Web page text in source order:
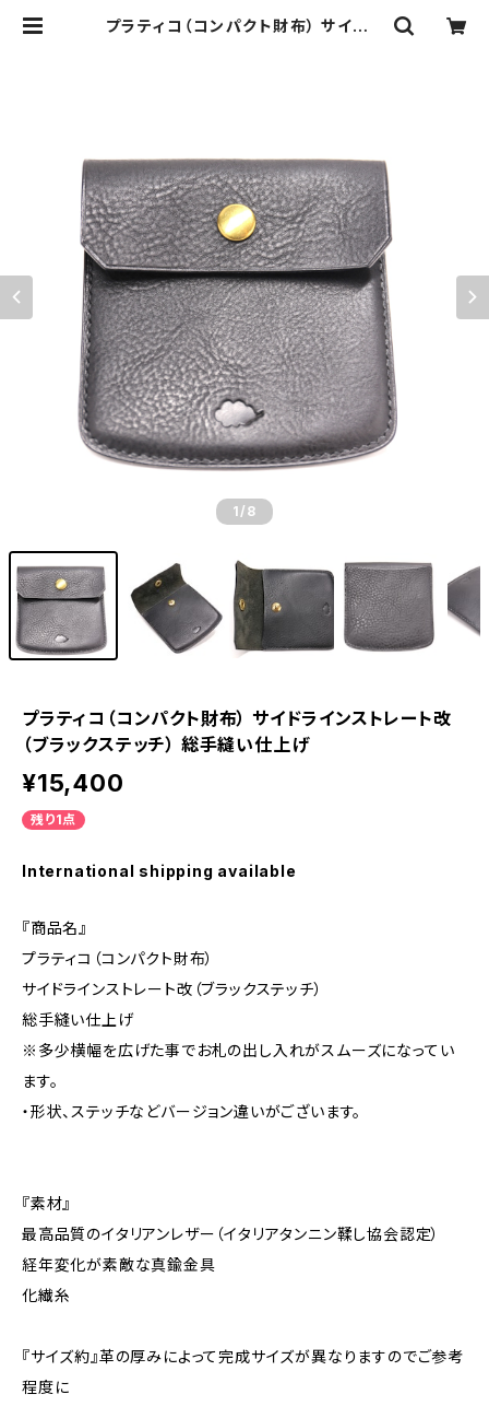
プラティコ（コンパクト財布） サイドラ
1 /8
プラティコ（コンパクト財布） サイドラインストレート改
（ブラックステッチ） 総手縫い仕上げ
¥15,400
残り1点
International shipping available
『商品名』
プラティコ（コンパクト財布）
サイドラインストレート改（ブラックステッチ）
総手縫い仕上げ
※多少横幅を広げた事でお札の出し入れがスムーズになってい
ます。
・形状、ステッチなどバージョン違いがございます。
『素材』
最高品質のイタリアンレザー（イタリアタンニン鞣し協会認定）
経年変化が素敵な真鍮金具
化繊糸
『サイズ約』革の厚みによって完成サイズが異なりますのでご参考
程度に